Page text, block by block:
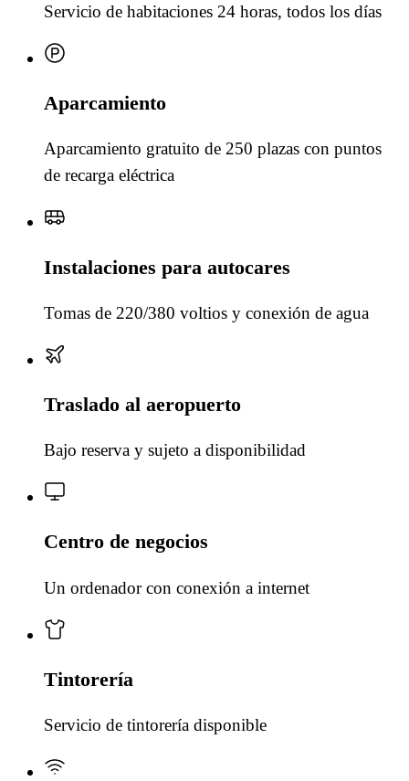
Servicio de habitaciones 24 horas, todos los días
Aparcamiento
Aparcamiento gratuito de 250 plazas con puntos
de recarga eléctrica
Instalaciones para autocares
Tomas de 220/380 voltios y conexión de agua
Traslado al aeropuerto
Bajo reserva y sujeto a disponibilidad
Centro de negocios
Un ordenador con conexión a internet
Tintorería
Servicio de tintorería disponible